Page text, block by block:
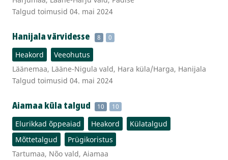
Talgud toimusid 04. mai 2024
Hanijala värvidesse 8 0
Heakord
Veeohutus
Läänemaa, Lääne-Nigula vald, Hara küla/Harga, Hanijala
Talgud toimusid 04. mai 2024
Aiamaa küla talgud 10 10
Elurikkad õppeaiad Heakord
Külatalgud
Mõttetalgud
Prügikoristus
Tartumaa, Nõo vald, Aiamaa